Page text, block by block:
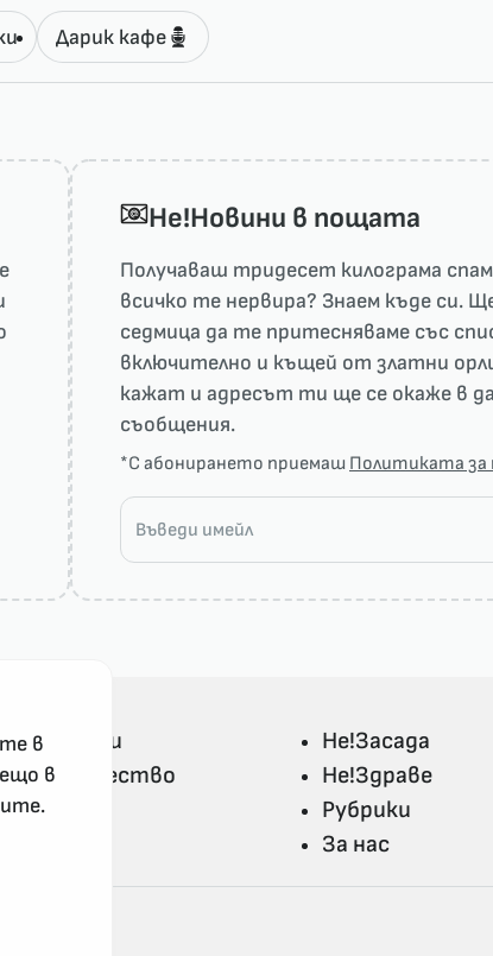
Дарик кафе
He!Новини в пощата
Получаваш тридесет килограма
всичко те нервира? Знаем къде си.
седмица да те притесняваме със
включително и къщей от златни
кажат и адресът ти ще се окаже в
съобщения.
*С абонирането приемаш Политиката
Не!Новини
и общество
Не!Засада
Не!Здраве
Рубрики
За нас
в
в